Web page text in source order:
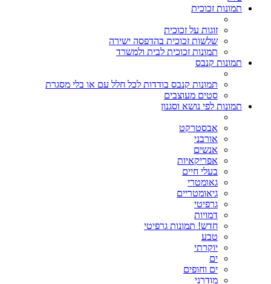
תמונות זכוכית
זוגות על זכוכית
שלשות זכוכית בהדפסה ישירה
תמונות זכוכית לבית ולמשרד
תמונות קנבס
תמונות קנבס בודדות לכל חלל עם או בלי מסגרת
סטים מעוצבים
תמונות לפי נושא וסגנון
אבסטרקט
אורבני
אנשים
אפריקאיות
בעלי חיים
גאומטרי
גיאומטריים
גרפיטי
דמויות
חדש! תמונות גרפיטי
טבע
יוקרתי
ים
ים וחופים
מודרני